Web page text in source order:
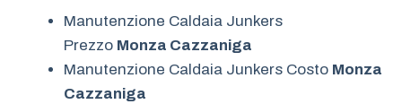
Manutenzione Caldaia Junkers
Prezzo Monza Cazzaniga
Manutenzione Caldaia Junkers Costo Monza
Cazzaniga